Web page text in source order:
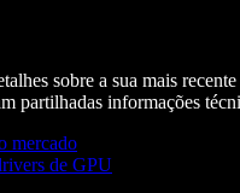
sobre a sua mais
partilhadas informações
mercado
de GPU